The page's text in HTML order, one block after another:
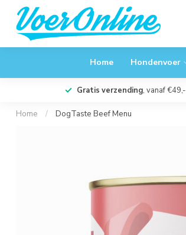
Home Hondenvoer
Gratis verzending, vanaf €49,-
Home / DogTaste Beef Menu